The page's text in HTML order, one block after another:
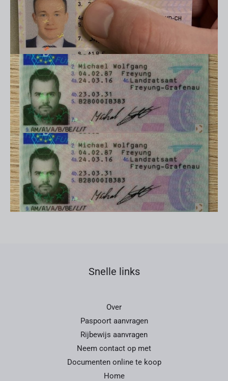
Snelle links
Over
Paspoort aanvragen
Rijbewijs aanvragen
Neem contact op met
Documenten online te koop
Home